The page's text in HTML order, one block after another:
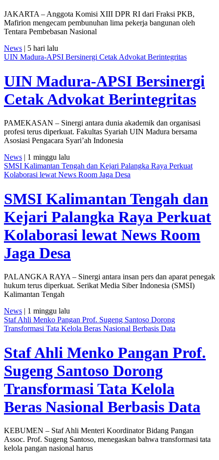
JAKARTA – Anggota Komisi XIII DPR RI dari Fraksi PKB,
Mafirion mengecam pembunuhan lima pekerja bangunan oleh
Tentara Pembebasan Nasional
News | 5 hari lalu
UIN Madura-APSI Bersinergi Cetak Advokat Berintegritas
UIN Madura-APSI Bersinergi
Cetak Advokat Berintegritas
PAMEKASAN – Sinergi antara dunia akademik dan organisasi
profesi terus diperkuat. Fakultas Syariah UIN Madura bersama
Asosiasi Pengacara Syari’ah Indonesia
News | 1 minggu lalu
SMSI Kalimantan Tengah dan Kejari Palangka Raya Perkuat
Kolaborasi lewat News Room Jaga Desa
SMSI Kalimantan Tengah dan
Kejari Palangka Raya Perkuat
Kolaborasi lewat News Room
Jaga Desa
PALANGKA RAYA – Sinergi antara insan pers dan aparat penegak
hukum terus diperkuat. Serikat Media Siber Indonesia (SMSI)
Kalimantan Tengah
News | 1 minggu lalu
Staf Ahli Menko Pangan Prof. Sugeng Santoso Dorong
Transformasi Tata Kelola Beras Nasional Berbasis Data
Staf Ahli Menko Pangan Prof.
Sugeng Santoso Dorong
Transformasi Tata Kelola
Beras Nasional Berbasis Data
KEBUMEN – Staf Ahli Menteri Koordinator Bidang Pangan
Assoc. Prof. Sugeng Santoso, menegaskan bahwa transformasi tata
kelola pangan nasional harus